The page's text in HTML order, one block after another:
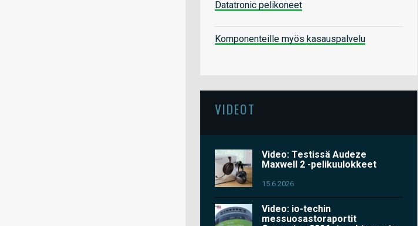
Datatronic pelikoneet
Komponenteille myös kasauspalvelu
VIDEOT
Video: Testissä Audeze
Maxwell 2 -pelikuulokkeet
15.6.2026
Video: io-techin
messuosastoraportit